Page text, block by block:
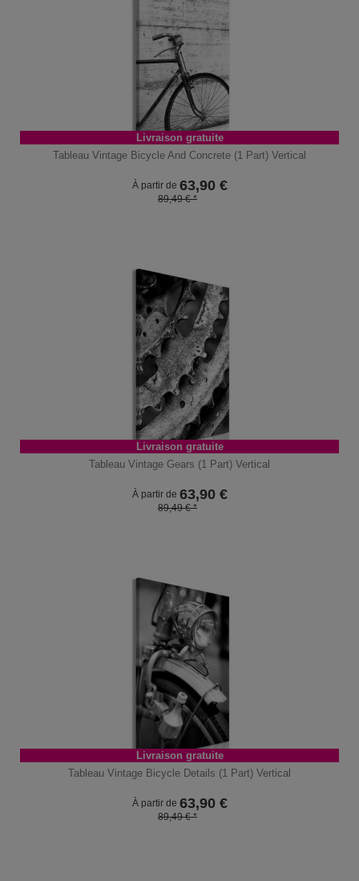
Livraison gratuite
Tableau Vintage Bicycle And Concrete (1 Part) Vertical
À partir de 63,90€
89,49 € *
Livraison gratuite
Tableau Vintage Gears (1 Part) Vertical
À partir de 63,90€
89,49 € *
Livraison gratuite
Tableau Vintage Bicycle Details (1 Part) Vertical
À partir de 63,90€
89,49 € *